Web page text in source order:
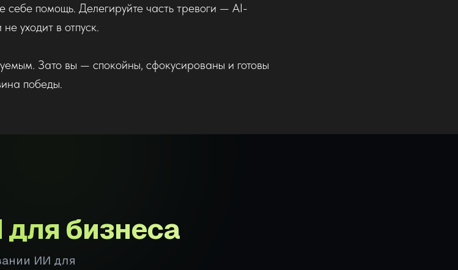
себе помощь. Делегируйте часть тревоги — AI-
уходит в отпуск.
Зато вы — спокойны, сфокусированы и готовы
победы.
бизнеса
ИИ для